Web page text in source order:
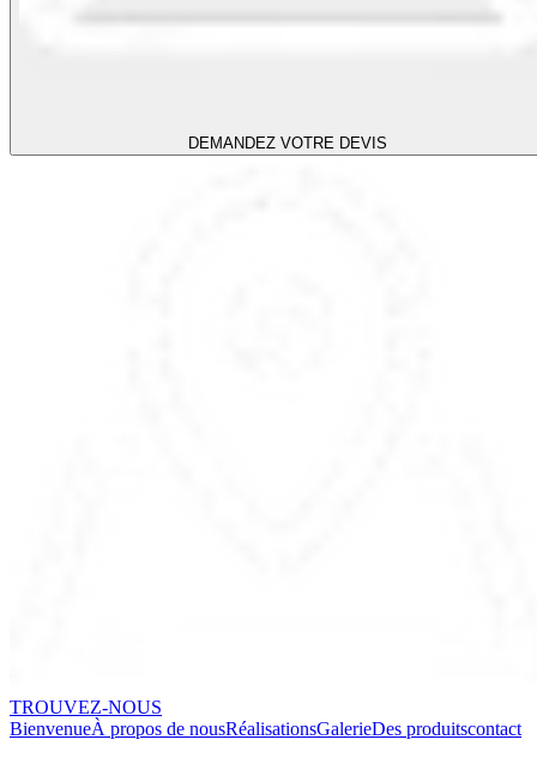
DEMANDEZ VOTRE DEVIS
TROUVEZ-NOUS
BienvenueÀ propos de nousRéalisationsGalerieDes produitscontact